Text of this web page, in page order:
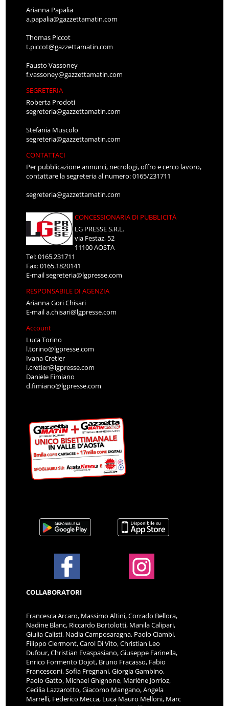
Arianna Papalia
a.papalia@gazzettamatin.com
Thomas Piccot
t.piccot@gazzettamatin.com
Fausto Vassoney
f.vassoney@gazzettamatin.com
SEGRETERIA
Roberta Prodoti
segreteria@gazzettamatin.com
Stefania Muscolo
segreteria@gazzettamatin.com
CONTATTACI
Per pubblicazione annunci, necrologi, offro e cerco lavoro,
contattare la segreteria al numero: 0165/231711
segreteria@gazzettamatin.com
CONCESSIONARIA DI PUBBLICITÀ
LG PRESSE S.R.L.
via Festaz, 52
11100 AOSTA
Tel: 0165.231711
Fax: 0165.1820141
E-mailsegreteria@lgpresse.com
RESPONSABILE DI AGENZIA
Arianna Gori Chisari
E-maila.chisari@lgpresse.com
Account
Luca Torino
l.torino@lgpresse.com
Ivana Cretier
i.cretier@lgpresse.com
Daniele Fimiano
d.fimiano@lgpresse.com
COLLABORATORI
Francesca Arcaro, Massimo Altini, Corrado Bellora,
Nadine Blanc, Riccardo Bortolotti, Manila Calipari,
Giulia Calisti, Nadia Camposaragna, Paolo Ciambi,
Filippo Clermont, Carol Di Vito, Christian Leo
Dufour, Christian Evaspasiano, Giuseppe Farinella,
Enrico Formento Dojot, Bruno Fracasso, Fabio
Francesconi, Sofia Fregnani, Giorgia Gambino,
Paolo Gatto, Michael Ghignone, Marlène Jorrioz,
Cecilia Lazzarotto, Giacomo Mangano, Angela
Marrelli, Federico Mecca, Luca Mauro Melloni, Marc